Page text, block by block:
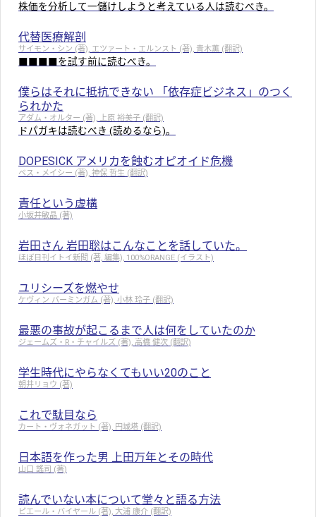
株価を分析して一儲けしようと考えている人は読むべき。
代替医療解剖
サイモン・シン (著), エツァート・エルンスト (著), 青木薫 (翻訳)
■■■■を試す前に読むべき。
僕らはそれに抵抗できない 「依存症ビジネス」のつく
られかた
アダム・オルター (著), 上原 裕美子 (翻訳)
ドパガキは読むべき (読めるなら)。
DOPESICK アメリカを蝕むオピオイド危機
ベス・メイシー (著), 神保 哲生 (翻訳)
責任という虚構
小坂井敏晶 (著)
岩田さん 岩田聡はこんなことを話していた。
ほぼ日刊イトイ新聞 (著, 編集), 100%ORANGE (イラスト)
ユリシーズを燃やせ
ケヴィン バーミンガム (著), 小林 玲子 (翻訳)
最悪の事故が起こるまで人は何をしていたのか
ジェームズ・R・チャイルズ (著), 高橋 健次 (翻訳)
学生時代にやらなくてもいい20のこと
朝井リョウ (著)
これで駄目なら
カート・ヴォネガット (著), 円城塔 (翻訳)
日本語を作った男 上田万年とその時代
山口 謠司 (著)
読んでいない本について堂々と語る方法
ピエール・バイヤール (著), 大浦 康介 (翻訳)